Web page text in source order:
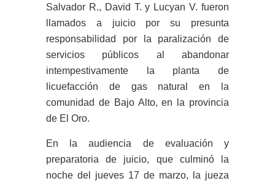
Salvador R., David T. y Lucyan V. fueron
llamados a juicio por su presunta
responsabilidad por la paralización de
servicios públicos al abandonar
intempestivamente la planta de
licuefacción de gas natural en la
comunidad de Bajo Alto, en la provincia
de El Oro.
En la audiencia de evaluación y
preparatoria de juicio, que culminó la
noche del jueves 17 de marzo, la jueza